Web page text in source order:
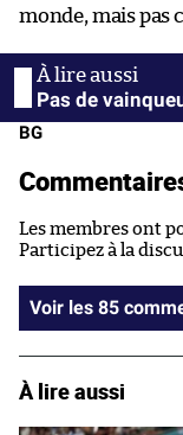
monde, mais pas
Pas de
BG
Les membres ont
Participez à la
Voir les 85
À lire aussi